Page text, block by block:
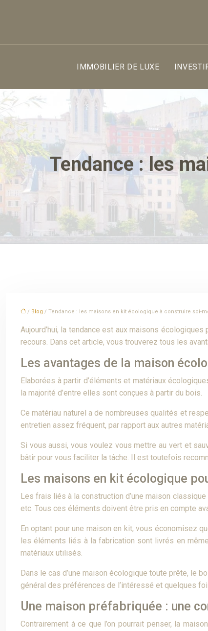
IMMOBILIER DE LUXE
Tendance : les
/ Blog / Tendance : les maisons en kit écologique à construire soi-
Aujourd’hui, la tendance est aux maisons
recours. Dans cet article, vous trouverez tous les
Les avantages de la maison
Elaborées à partir d’éléments et matériaux
la majorité d’entre elles sont conçues à partir du bois.
Ce matériau naturel a de nombreuses qualités et
entretien assez fréquent, par rapport aux autres
Si vous aussi, vous voulez vous mettre au vert et
bâtir pour vous faciliter la tâche. Il est toutefois
Les maisons en kit écologique
Les frais liés à la construction d’une maison
etc. Tous ces éléments doivent être pris en compte
En optant pour une maison en kit, vous économisez
les éléments liés à la fabrication sont livrés en
matériaux utilisés.
Dans le cas d’une maison écologique toute prête, le
général des préférences de l’intéressé et quelques
Une maison préfabriquée : une
Contrairement à ce que l’on pourrait penser, la